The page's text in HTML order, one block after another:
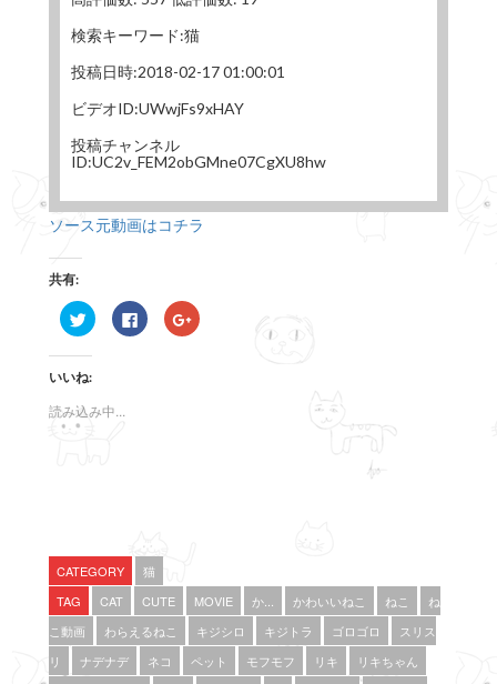
検索キーワード:猫
投稿日時:2018-02-17 01:00:01
ビデオID:UWwjFs9xHAY
投稿チャンネル
ID:UC2v_FEM2obGMne07CgXU8hw
ソース元動画はコチラ
共有:
ク
リ
ク
て
w
i
し
い
ウ
ン
ド
で
開
き
F
a
ッ
ク
し
て
く
だ
さ
い
(
新
し
ク
リ
ィ
ン
ド
ウ
で
開
き
いいね:
読み込み中...
CATEGORY
猫
TAG
CAT CUTE MOVIE か... かわいいねこ ねこ
ね
こ動画
わらえるねこ キジシロ キジトラ ゴロゴロ
スリス
リ
ナデナデ ネコ ペット モフモフ リキ
リキちゃん